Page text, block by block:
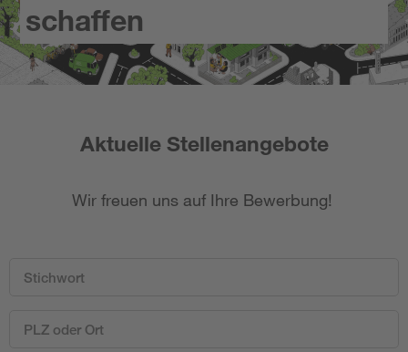
schaffen
Aktuelle Stellenangebote
Wir freuen uns auf Ihre Bewerbung!